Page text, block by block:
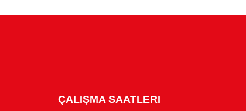
ÇALIŞMA SAATLERI